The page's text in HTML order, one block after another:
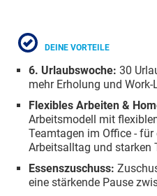
DEINE VORTEILE
6. Urlaubswoche: 30
mehr Erholung und Work-
Flexibles Arbeiten &
Arbeitsmodell mit
Teamtagen im Office -
Arbeitsalltag und starken
Essenszuschuss:
eine stärkende Pause